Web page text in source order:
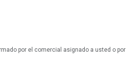
por el comercial asignado a usted o por